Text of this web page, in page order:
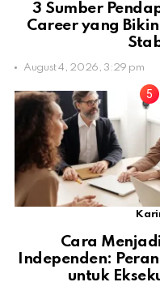
3 Sumber
Career yang
August 4, 2026, 3:29 pm
Cara
Independen:
untuk